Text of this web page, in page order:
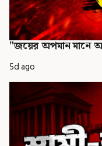
"জয়ের অপমান মানে
5d ago